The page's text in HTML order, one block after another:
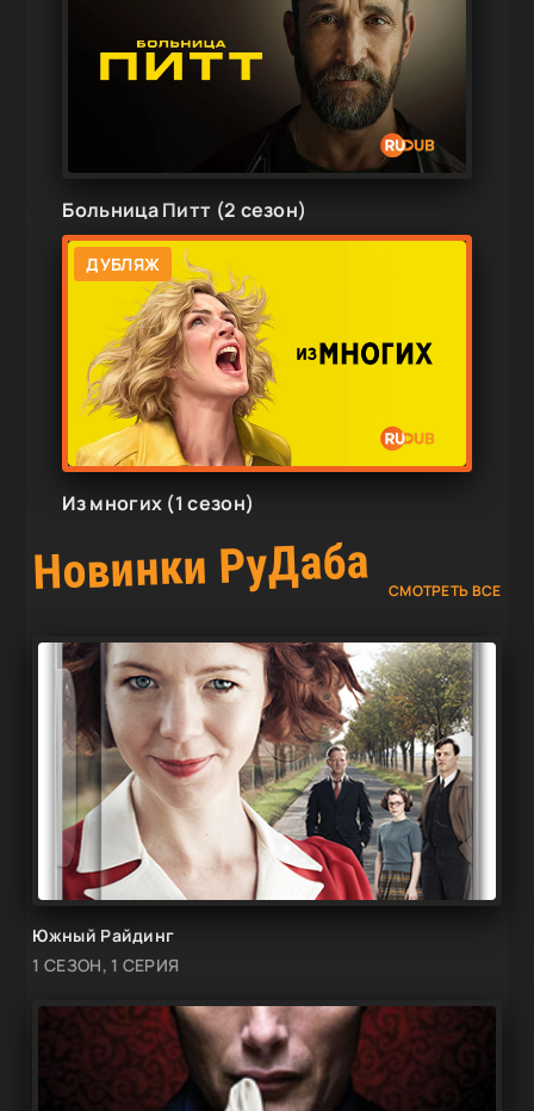
Больница Питт (2 сезон)
ДУБЛЯЖ
Из многих (1 сезон)
Новинки РуДаба СМОТРЕТЬ ВСЕ
Южный Райдинг
1 СЕЗОН, 1 СЕРИЯ